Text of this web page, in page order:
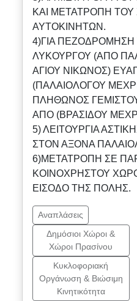
ΚΑΙ ΜΕΤΑΤΡΟΠΗ ΤΟΥ
ΑΥΤΟΚΙΝΗΤΩΝ.
4)ΓΙΑ
ΛΥΚΟΥΡΓΟΥ (ΑΠΟ
ΑΓΙΟΥ ΝΙΚΩΝΟΣ)
(ΠΑΛΑΙΟΛΟΓΟΥ
ΠΛΗΘΩΝΟΣ
ΑΠΟ (ΒΡΑΣΙΔΟΥ
5) ΛΕΙΤΟΥΡΓΙΑ
ΣΤΟΝ ΑΞΟΝΑ
6)ΜΕΤΑΤΡΟΠΗ ΣΕ
ΚΟΙΝΟΧΡΗΣΤΟΥ
ΕΙΣΟΔΟ ΤΗΣ ΠΟΛΗΣ.
Αναπλάσεις
Δημόσιοι Χώροι &
Χώροι Πρασίνου
Κυκλοφοριακή
Οργάνωση & Βιώσιμη
Κινητικότητα